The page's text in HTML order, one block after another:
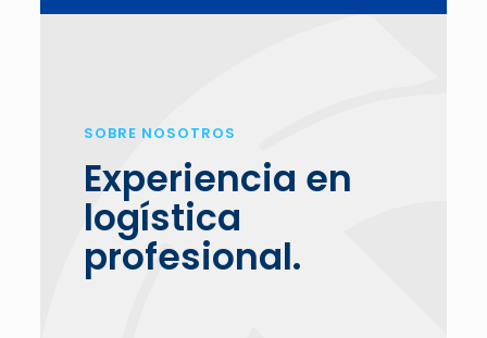
SOBRE NOSOTROS
Experiencia en
logística
profesional.